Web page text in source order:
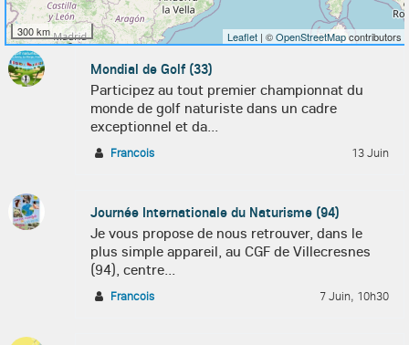
300 km Leaflet | ©OpenStreetMapcontributors
Mondial de Golf (33)
Participez au tout premier championnat du
monde de golf naturiste dans un cadre
exceptionnel et da...
Francois 13 Juin
Journée Internationale du Naturisme (94)
Je vous propose de nous retrouver, dans le
plus simple appareil, au CGF de Villecresnes
(94), centre...
Francois 7 Juin, 10h30